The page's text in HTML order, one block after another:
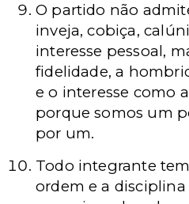
O partido não
inveja, cobiça,
interesse pessoal,
fidelidade, a
e o interesse como
porque somos um
por um.
Todo integrante
ordem e a disciplina